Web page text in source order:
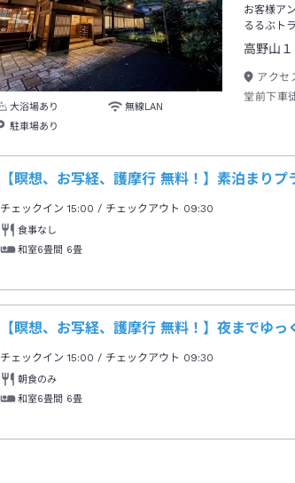
大浴場あり
無線LAN
駐車場あり
お客様ア
るるぶト
高野山
アクセ
堂前下車
【瞑想、お写経、護摩行 無料！】素泊まりプ
チェックイン15:00 / チェックアウト 09:30
食事なし
和室6畳間 6畳
【瞑想、お写経、護摩行 無料！】夜までゆ
チェックイン15:00 / チェックアウト 09:30
朝食のみ
和室6畳間 6畳